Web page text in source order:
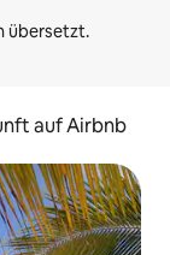
auf Airbnb